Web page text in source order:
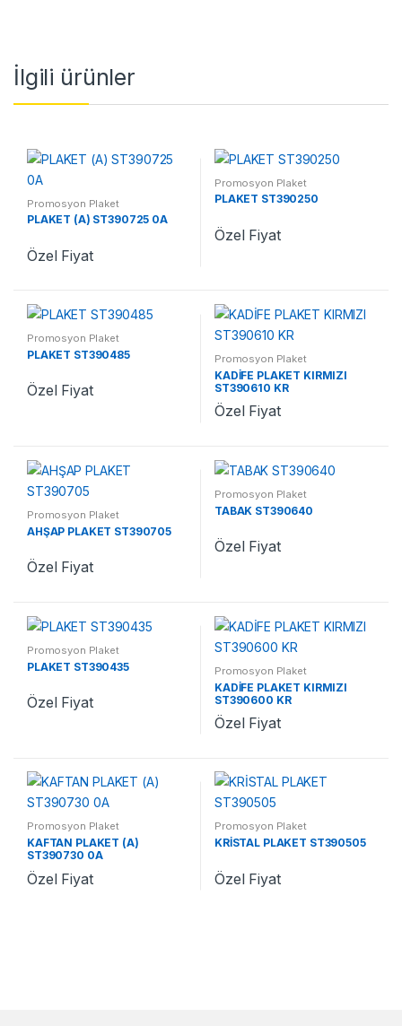
İlgili ürünler
Promosyon Plaket
PLAKET (A) ST390725 0A
Özel Fiyat
Promosyon Plaket
PLAKET ST390250
Özel Fiyat
Promosyon Plaket
PLAKET ST390485
Özel Fiyat
Promosyon Plaket
KADİFE PLAKET KIRMIZI
ST390610 KR
Özel Fiyat
Promosyon Plaket
AHŞAP PLAKET ST390705
Özel Fiyat
Promosyon Plaket
TABAK ST390640
Özel Fiyat
Promosyon Plaket
PLAKET ST390435
Özel Fiyat
Promosyon Plaket
KADİFE PLAKET KIRMIZI
ST390600 KR
Özel Fiyat
Promosyon Plaket
KAFTAN PLAKET (A)
ST390730 0A
Özel Fiyat
Promosyon Plaket
KRİSTAL PLAKET ST390505
Özel Fiyat